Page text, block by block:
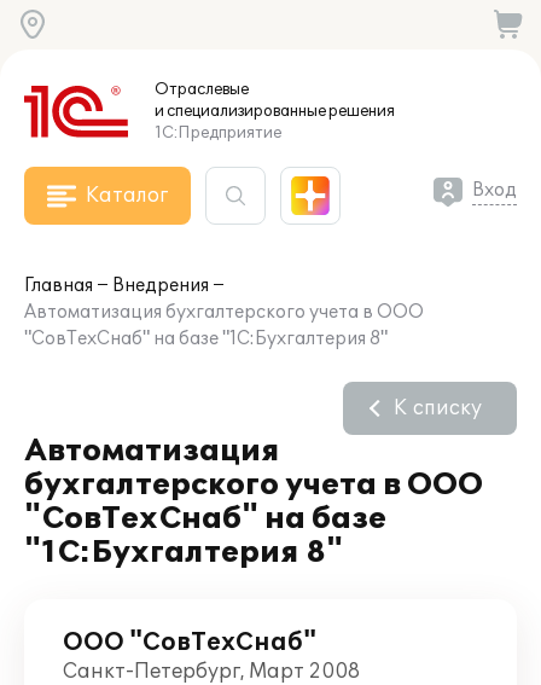
Отраслевые
и специализированныерешения
1С:Предприятие
Каталог Вход
Главная
Внедрения
Автоматизация бухгалтерского учета в ООО
"СовТехСнаб" на базе "1С:Бухгалтерия 8"
Автоматизация
бухгалтерского учета в ООО
"СовТехСнаб" на базе
"1С:Бухгалтерия 8"
К списку
ООО "СовТехСнаб"
Санкт-Петербург, Март 2008